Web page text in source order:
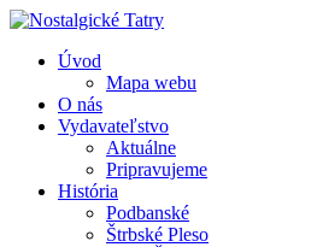
Úvod
Mapa webu
O nás
Vydavateľstvo
Aktuálne
Pripravujeme
História
Podbanské
Štrbské Pleso